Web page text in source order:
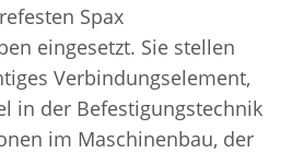
Spax
eingesetzt. Sie stellen
Verbindungselement,
in der Befestigungstechnik
im Maschinenbau, der